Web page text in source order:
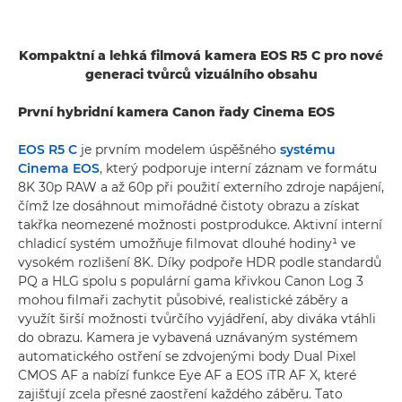
Kompaktní a lehká filmová kamera EOS R5 C pro nové
generaci tvůrců vizuálního obsahu
První hybridní kamera Canon řady Cinema EOS
EOS R5 C je prvním modelem úspěšného systému
Cinema EOS, který podporuje interní záznam ve formátu
8K 30p RAW a až 60p při použití externího zdroje napájení,
čímž lze dosáhnout mimořádné čistoty obrazu a získat
takřka neomezené možnosti postprodukce. Aktivní interní
chladicí systém umožňuje filmovat dlouhé hodiny¹ ve
vysokém rozlišení 8K. Díky podpoře HDR podle standardů
PQ a HLG spolu s populární gama křivkou Canon Log 3
mohou filmaři zachytit působivé, realistické záběry a
využít širší možnosti tvůrčího vyjádření, aby diváka vtáhli
do obrazu. Kamera je vybavená uznávaným systémem
automatického ostření se zdvojenými body Dual Pixel
CMOS AF a nabízí funkce Eye AF a EOS iTR AF X, které
zajišťují zcela přesné zaostření každého záběru. Tato